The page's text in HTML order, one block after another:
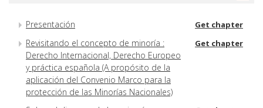
Presentación Get chapter
Revisitando el concepto de minoría :
Derecho Internacional, Derecho Europeo
y práctica española (A propósito de la
aplicación del Convenio Marco para la
protección de las Minorías Nacionales)
Get chapter